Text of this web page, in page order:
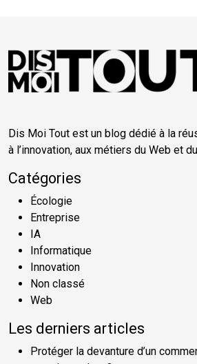
Dis Moi Tout est un blog dédié à la
à l’innovation, aux métiers du Web et
Catégories
Écologie
Entreprise
IA
Informatique
Innovation
Non classé
Web
Les derniers articles
Protéger la devanture d’un